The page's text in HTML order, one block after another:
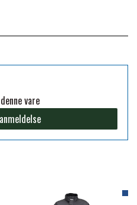
SADLER
SADEL TILBEHØR
vare